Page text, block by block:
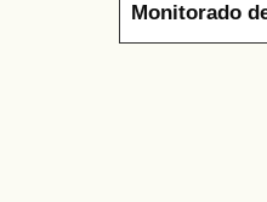
Monitorado